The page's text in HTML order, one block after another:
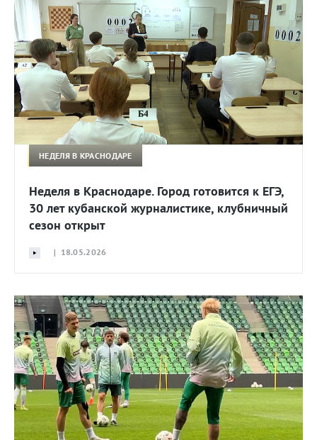
НЕДЕЛЯ В КРАСНОДАРЕ
Неделя в Краснодаре. Город готовится к ЕГЭ,
30 лет кубанской журналистике, клубничный
сезон открыт
| 18.05.2026